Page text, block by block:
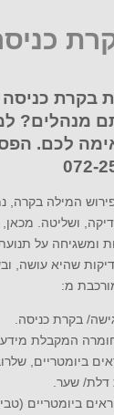
בקרת
מנהלים?
לכם.
המילה בקרה,
ושליטה.
על תנועת
שהיא עושה,
מ:
בקרת כניסה.
המקבלת
ביומטריים,
שער.
ביומטריים